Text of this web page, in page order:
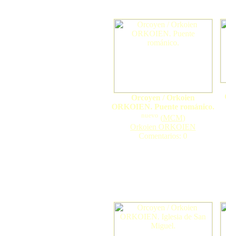
Orcoyen / Orkoien
ORKOIEN. Puente románico.
nuevo (MCM)
Orkoien ORKOIEN
Comentarios: 0